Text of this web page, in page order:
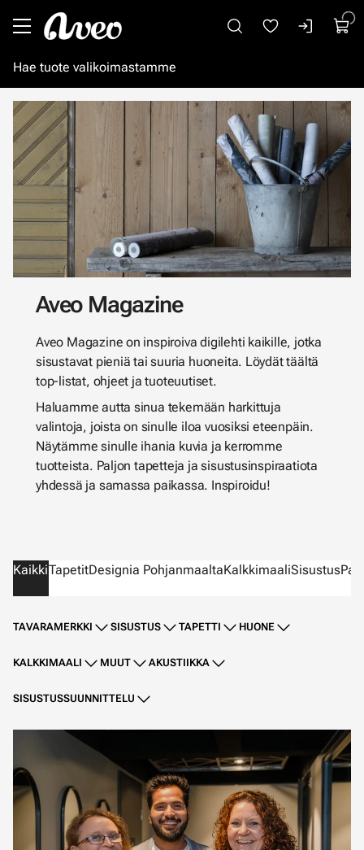
Aveo Magazine
Aveo Magazine on inspiroiva digilehti kaikille, jotka
sisustavat pieniä tai suuria huoneita. Löydät täältä
top-listat, ohjeet ja tuoteuutiset.
Haluamme autta sinua tekemään harkittuja
valintoja, joista on sinulle iloa vuosiksi eteenpäin.
Näytämme sinulle ihania kuvia ja kerromme
tuotteista. Paljon tapetteja ja sisustusinspiraatiota
yhdessä ja samassa paikassa. Inspiroidu!
KaikkiTapetitDesignia PohjanmaaltaKalkkimaaliSisustus
TAVARAMERKKI SISUSTUS TAPETTI HUONE
KALKKIMAALI MUUT AKUSTIIKKA
SISUSTUSSUUNNITTELU